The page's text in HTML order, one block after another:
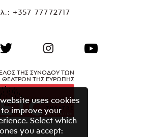
+357 77772717
ΤΗΣ ΣΥΝΟΔΟΥ ΤΩΝ
ΘΕΑΤΡΩΝ ΤΗΣ ΕΥΡΩΠΗΣ
uses cookies
to improve your
Select which
ones you accept: